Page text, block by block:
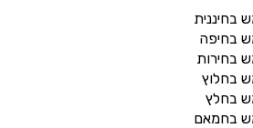
בחיננית
בחיפה
בחירות
בחלוץ
בחלץ
בחמאם